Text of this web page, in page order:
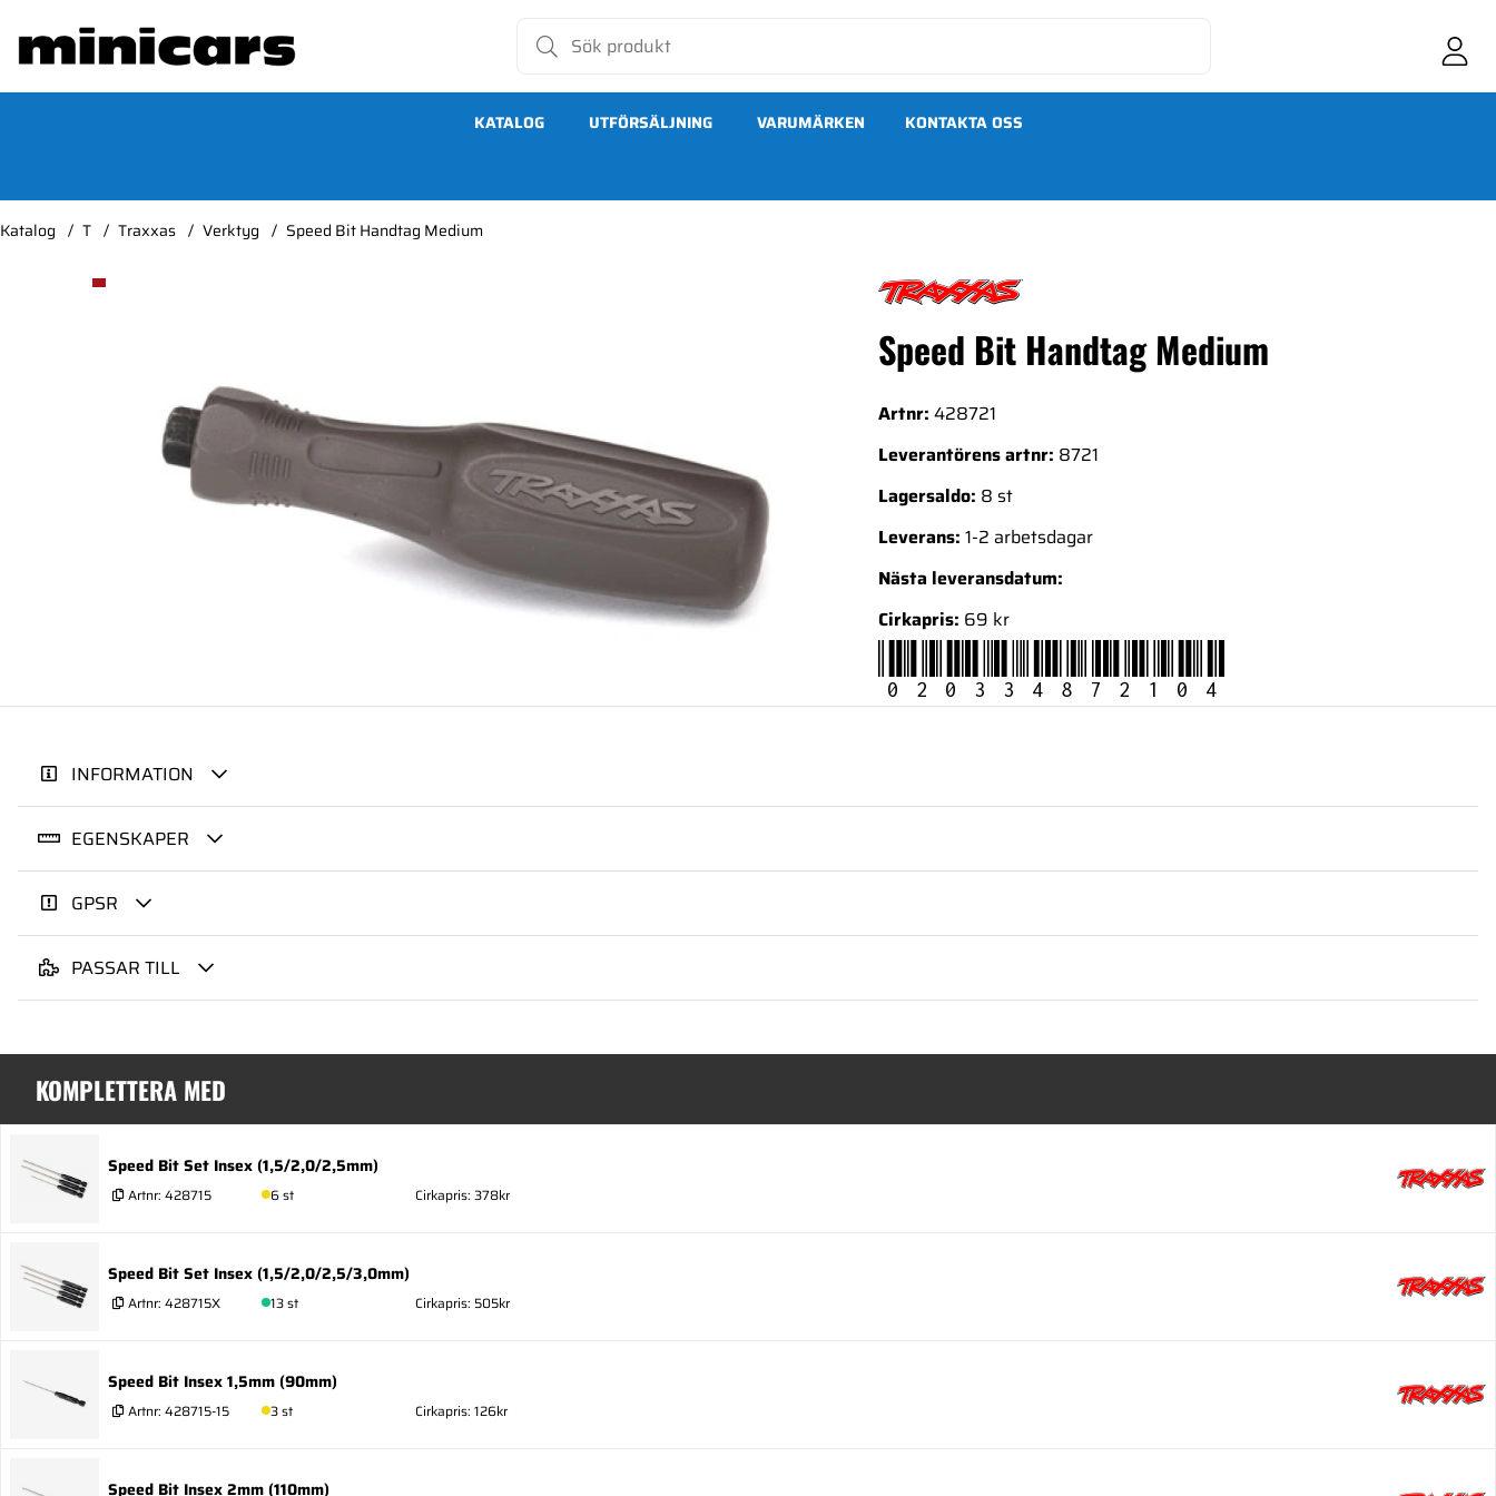
KATALOG UTFÖRSÄLJNING VARUMÄRKEN KONTAKTA OSS
Katalog T Traxxas Verktyg Speed Bit Handtag Medium
Produktbilder Speed Bit Handtag Medium
Speed Bit Handtag Medium
Artnr: 428721
Leverantörens artnr: 8721
Lagersaldo: 8 st
Leverans: 1-2 arbetsdagar
Nästa leveransdatum:
Cirkapris: 69 kr
020334872104
INFORMATION
EGENSKAPER
GPSR
PASSAR TILL
KOMPLETTERA MED
Speed Bit Set Insex (1,5/2,0/2,5mm)
Artnr: 428715 6 st Cirkapris: 378kr
Speed Bit Set Insex (1,5/2,0/2,5/3,0mm)
Artnr: 428715X 13 st Cirkapris: 505kr
Speed Bit Insex 1,5mm (90mm)
Artnr: 428715-15 3 st Cirkapris: 126kr
Speed Bit Insex 2mm (110mm)